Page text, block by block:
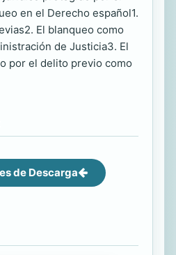
en el Derecho español1.
El blanqueo como
de Justicia3. El
por el delito previo como
de Descarga